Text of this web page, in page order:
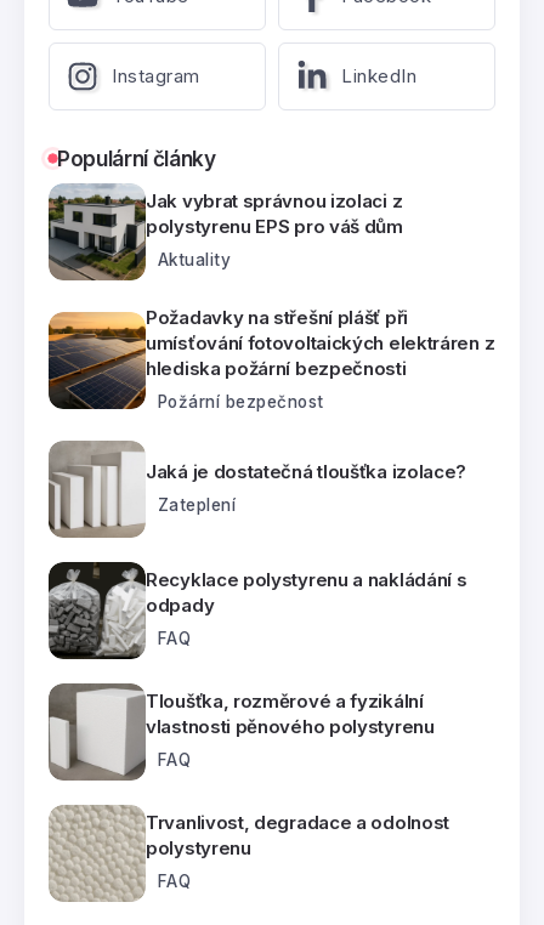
Instagram LinkedIn
Populární články
Jak vybrat správnou izolaci z
polystyrenu EPS pro váš dům
Aktuality
Požadavky na střešní plášť při
umísťování fotovoltaických elektráren z
hlediska požární bezpečnosti
Požární bezpečnost
Jaká je dostatečná tloušťka izolace?
Zateplení
Recyklace polystyrenu a nakládání s
odpady
FAQ
Tloušťka, rozměrové a fyzikální
vlastnosti pěnového polystyrenu
FAQ
Trvanlivost, degradace a odolnost
polystyrenu
FAQ